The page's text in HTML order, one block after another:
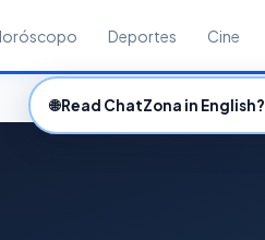
Deportes Cine
🌐Read ChatZona in English?